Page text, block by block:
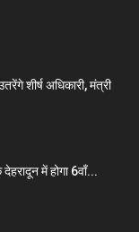
शीर्ष अधिकारी, मंत्री
में होगा 6वाँ...